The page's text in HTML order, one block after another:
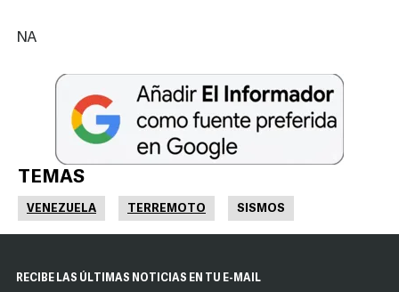
NA
TEMAS
VENEZUELA TERREMOTO SISMOS
RECIBE LAS ÚLTIMAS NOTICIAS EN TU E-MAIL